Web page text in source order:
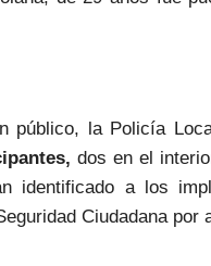
público, la Policía
dos en el
identificado a los
Ciudadana por